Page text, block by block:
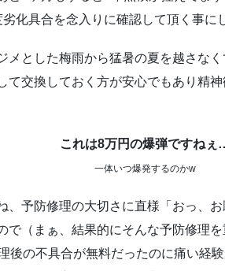
劣化具合を念入りに確認して頂く事に
メとした梅雨から猛暑の夏を越さな
て交換しておく方が安心でもあり精
これは8万円の爆弾ですねぇ
一体いつ爆発するのかw
、予防修理の大切さに直様「おっ、
で（まぁ、結果的にそんな予防修理
後の不具合が無料だったのに痛い経